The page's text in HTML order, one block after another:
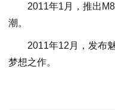
2011年1月，推出M8
潮。
2011年12月，发布魅
梦想之作。